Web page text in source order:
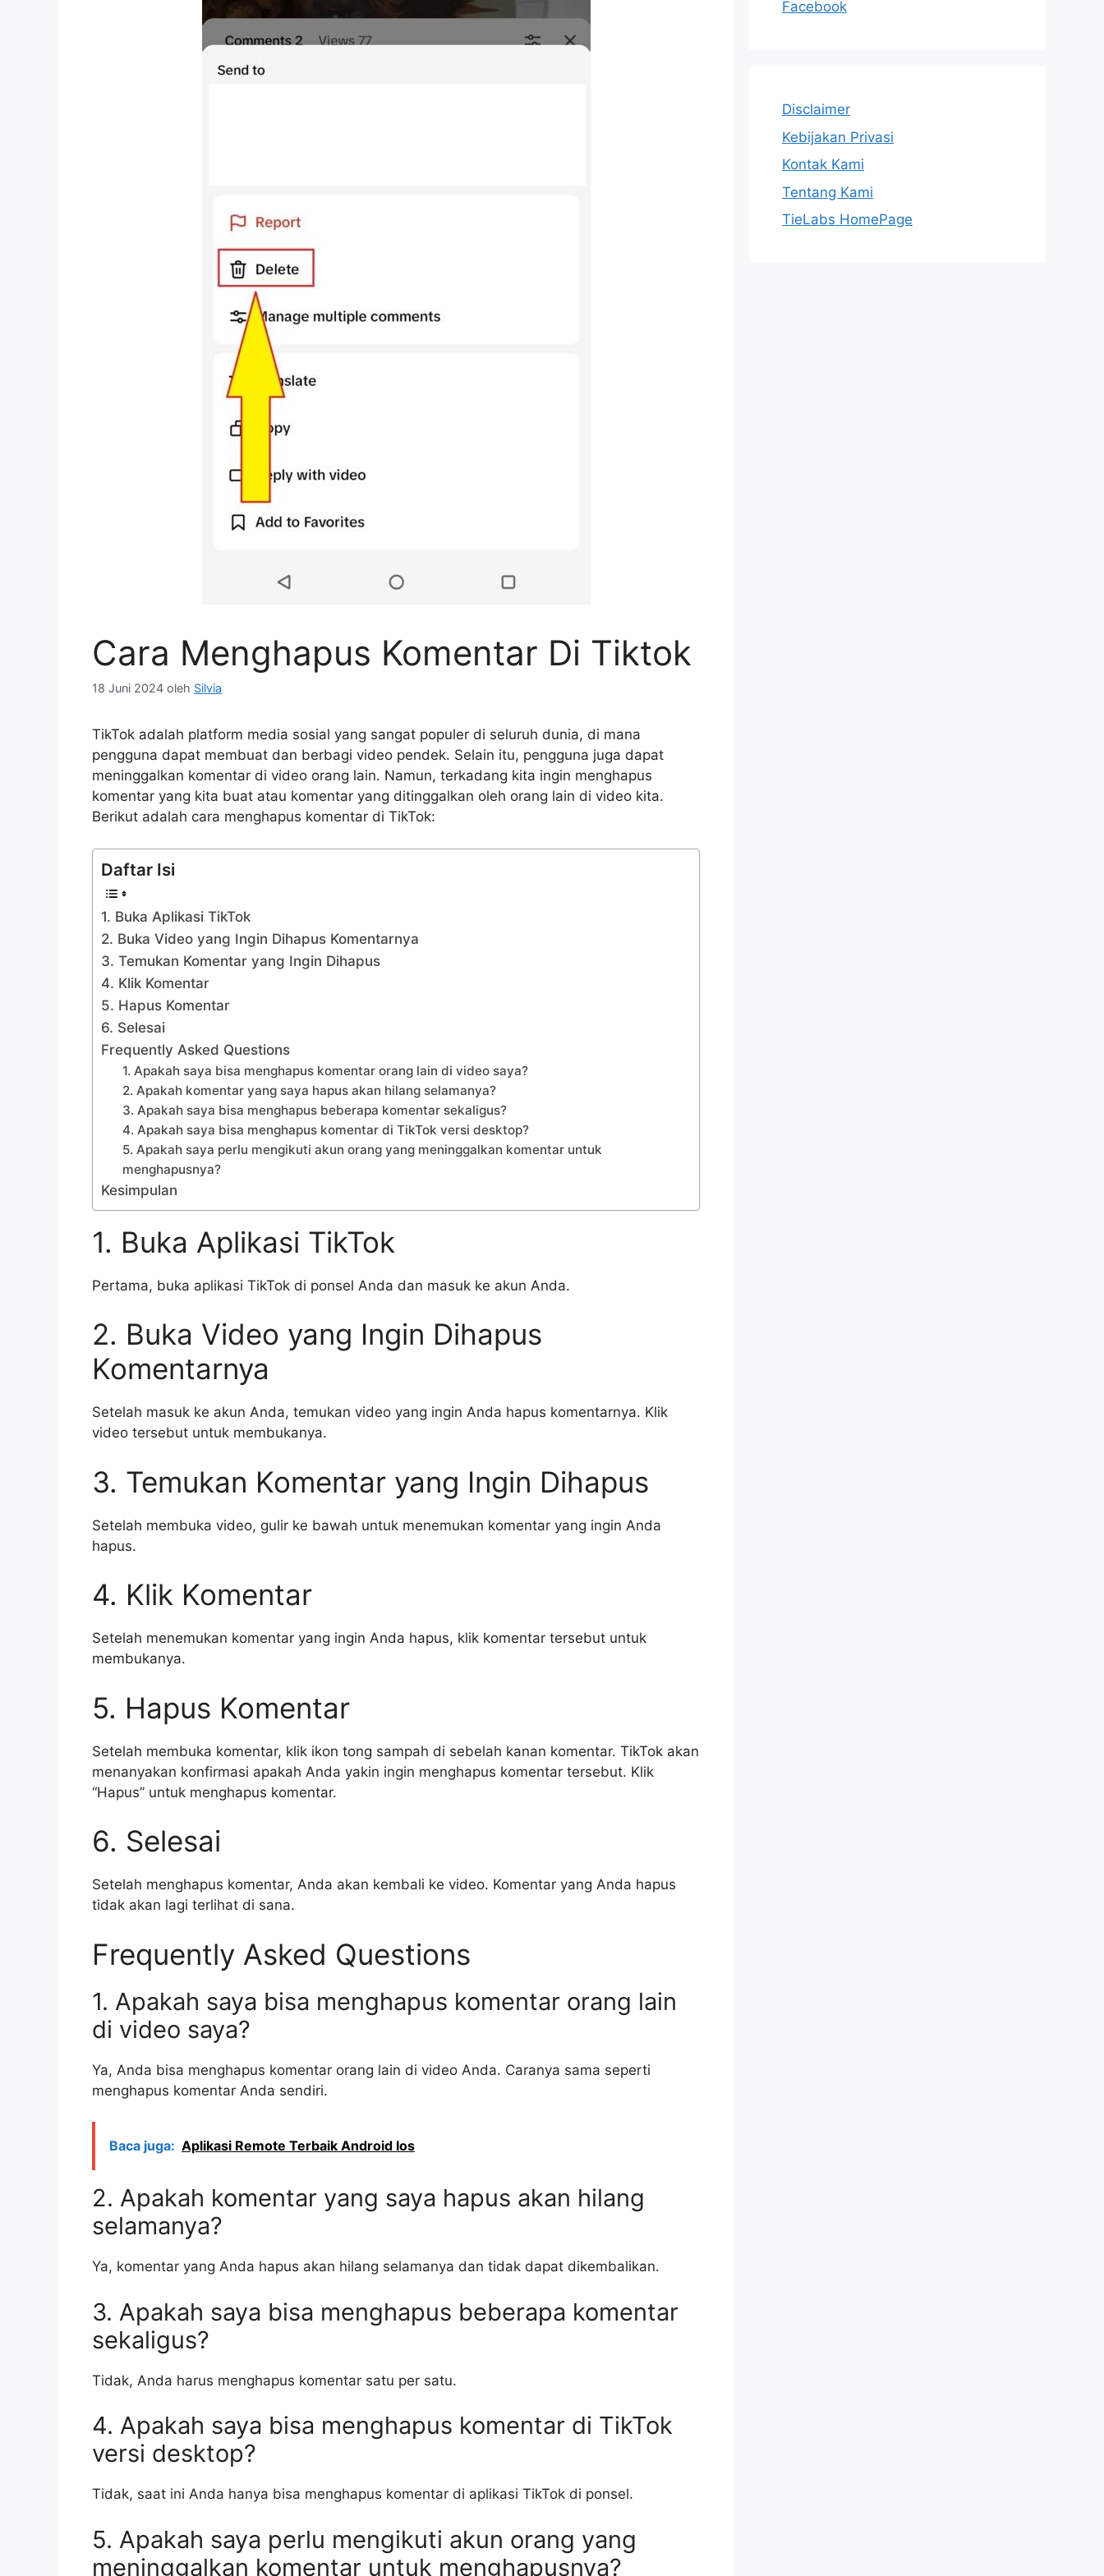
Cara Menghapus Komentar Di Tiktok
18 Juni 2024 oleh Silvia
TikTok adalah platform media sosial yang sangat populer di seluruh dunia, di mana
pengguna dapat membuat dan berbagi video pendek. Selain itu, pengguna juga dapat
meninggalkan komentar di video orang lain. Namun, terkadang kita ingin menghapus
komentar yang kita buat atau komentar yang ditinggalkan oleh orang lain di video kita.
Berikut adalah cara menghapus komentar di TikTok:
Daftar Isi
1. Buka Aplikasi TikTok
2. Buka Video yang Ingin Dihapus Komentarnya
3. Temukan Komentar yang Ingin Dihapus
4. Klik Komentar
5. Hapus Komentar
6. Selesai
Frequently Asked Questions
1. Apakah saya bisa menghapus komentar orang lain di video saya?
2. Apakah komentar yang saya hapus akan hilang selamanya?
3. Apakah saya bisa menghapus beberapa komentar sekaligus?
4. Apakah saya bisa menghapus komentar di TikTok versi desktop?
5. Apakah saya perlu mengikuti akun orang yang meninggalkan komentar untuk
menghapusnya?
Kesimpulan
1. Buka Aplikasi TikTok
Pertama, buka aplikasi TikTok di ponsel Anda dan masuk ke akun Anda.
2. Buka Video yang Ingin Dihapus
Komentarnya
Setelah masuk ke akun Anda, temukan video yang ingin Anda hapus komentarnya. Klik
video tersebut untuk membukanya.
3. Temukan Komentar yang Ingin Dihapus
Setelah membuka video, gulir ke bawah untuk menemukan komentar yang ingin Anda
hapus.
4. Klik Komentar
Setelah menemukan komentar yang ingin Anda hapus, klik komentar tersebut untuk
membukanya.
5. Hapus Komentar
Setelah membuka komentar, klik ikon tong sampah di sebelah kanan komentar. TikTok akan
menanyakan konfirmasi apakah Anda yakin ingin menghapus komentar tersebut. Klik
“Hapus” untuk menghapus komentar.
6. Selesai
Setelah menghapus komentar, Anda akan kembali ke video. Komentar yang Anda hapus
tidak akan lagi terlihat di sana.
Frequently Asked Questions
1. Apakah saya bisa menghapus komentar orang lain
di video saya?
Ya, Anda bisa menghapus komentar orang lain di video Anda. Caranya sama seperti
menghapus komentar Anda sendiri.
Baca juga: Aplikasi Remote Terbaik Android Ios
2. Apakah komentar yang saya hapus akan hilang
selamanya?
Ya, komentar yang Anda hapus akan hilang selamanya dan tidak dapat dikembalikan.
3. Apakah saya bisa menghapus beberapa komentar
sekaligus?
Tidak, Anda harus menghapus komentar satu per satu.
4. Apakah saya bisa menghapus komentar di TikTok
versi desktop?
Tidak, saat ini Anda hanya bisa menghapus komentar di aplikasi TikTok di ponsel.
5. Apakah saya perlu mengikuti akun orang yang
meninggalkan komentar untuk menghapusnya?
Facebook
Disclaimer
Kebijakan Privasi
Kontak Kami
Tentang Kami
TieLabs HomePage